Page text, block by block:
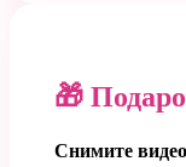
🎁
Снимите